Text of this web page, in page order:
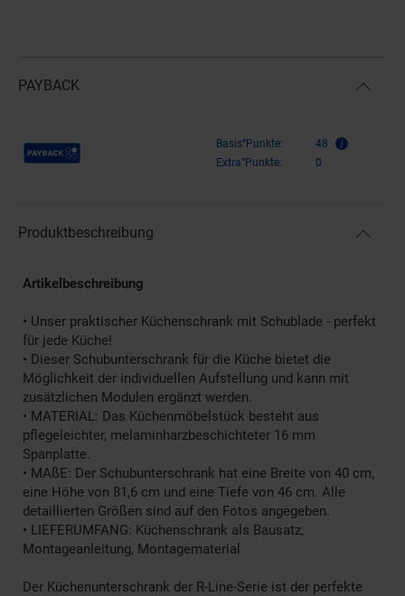
PAYBACK
Payback Punkte Basis°Punkte:
48
Extra°Punkte:
0
Produktbeschreibung
Artikelbeschreibung
• Unser praktischer Küchenschrank mit Schublade - perfekt
für jede Küche!
• Dieser Schubunterschrank für die Küche bietet die
Möglichkeit der individuellen Aufstellung und kann mit
zusätzlichen Modulen ergänzt werden.
• MATERIAL: Das Küchenmöbelstück besteht aus
pflegeleichter, melaminharzbeschichteter 16 mm
Spanplatte.
• MAßE: Der Schubunterschrank hat eine Breite von 40 cm,
eine Höhe von 81,6 cm und eine Tiefe von 46 cm. Alle
detaillierten Größen sind auf den Fotos angegeben.
• LIEFERUMFANG: Küchenschrank als Bausatz,
Montageanleitung, Montagematerial
Der Küchenunterschrank der R-Line-Serie ist der perfekte